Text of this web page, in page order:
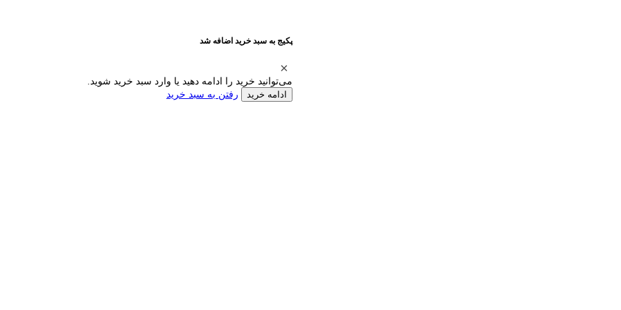
پکیج به سبد خرید اضافه شد
می‌توانید خرید را ادامه دهید یا وارد سبد خرید شوید.
ادامه خرید رفتن به سبد خرید